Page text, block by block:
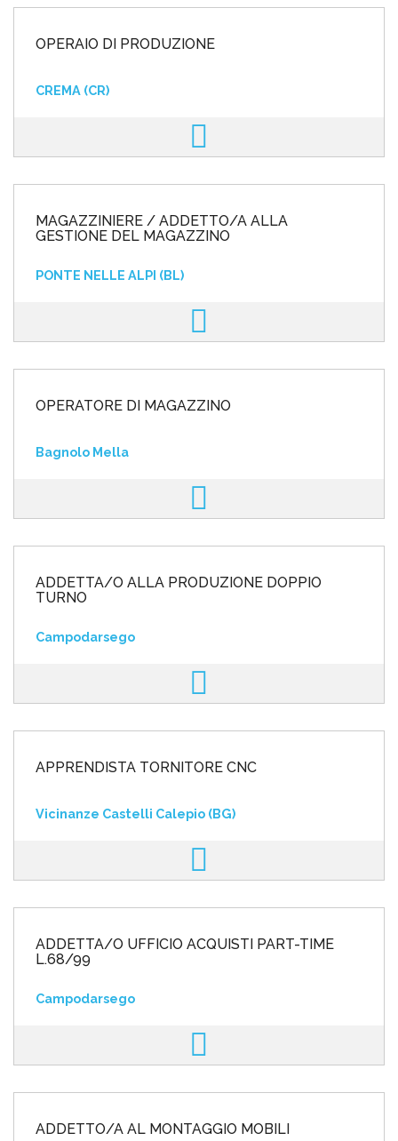
OPERAIO DI PRODUZIONE
CREMA (CR)
MAGAZZINIERE / ADDETTO/A ALLA
GESTIONE DEL MAGAZZINO
PONTE NELLE ALPI (BL)
OPERATORE DI MAGAZZINO
Bagnolo Mella
ADDETTA/O ALLA PRODUZIONE DOPPIO
TURNO
Campodarsego
APPRENDISTA TORNITORE CNC
Vicinanze Castelli Calepio (BG)
ADDETTA/O UFFICIO ACQUISTI PART-TIME
L.68/99
Campodarsego
ADDETTO/A AL MONTAGGIO MOBILI